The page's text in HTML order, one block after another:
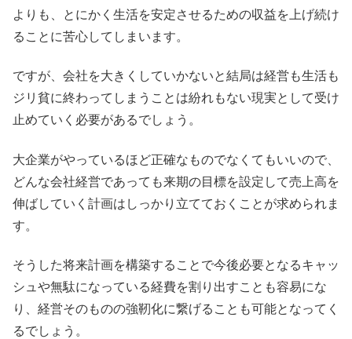
よりも、とにかく生活を安定させるための収益を上げ続け
ることに苦心してしまいます。
ですが、会社を大きくしていかないと結局は経営も生活も
ジリ貧に終わってしまうことは紛れもない現実として受け
止めていく必要があるでしょう。
大企業がやっているほど正確なものでなくてもいいので、
どんな会社経営であっても来期の目標を設定して売上高を
伸ばしていく計画はしっかり立てておくことが求められま
す。
そうした将来計画を構築することで今後必要となるキャッ
シュや無駄になっている経費を割り出すことも容易にな
り、経営そのものの強靭化に繋げることも可能となってく
るでしょう。